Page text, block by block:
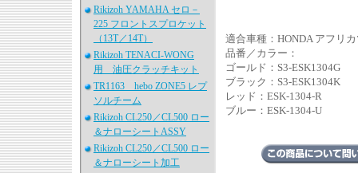
Rikizoh YAMAHA セロ－
225 フロントスプロケット
（13T／14T）
Rikizoh TENACI-WONG
用 油圧クラッチキット
TR1163 hebo ZONE5 レプ
ソルチーム
Rikizoh CL250／CL500 ロー
＆ナローシートASSY
Rikizoh CL250／CL500 ロー
＆ナローシート加工
適合車種：HONDA アフリ
品番／カラー：
ゴールド：S3-ESK1304G
ブラック：S3-ESK1304K
レッド：ESK-1304-R
ブルー：ESK-1304-U